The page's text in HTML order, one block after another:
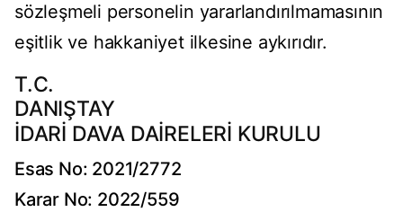
sözleşmeli personelin yararlandırılmamasının
eşitlik ve hakkaniyet ilkesine aykırıdır.
T.C.
DANIŞTAY
İDARİ DAVA DAİRELERİ KURULU
Esas No: 2021/2772
Karar No: 2022/559